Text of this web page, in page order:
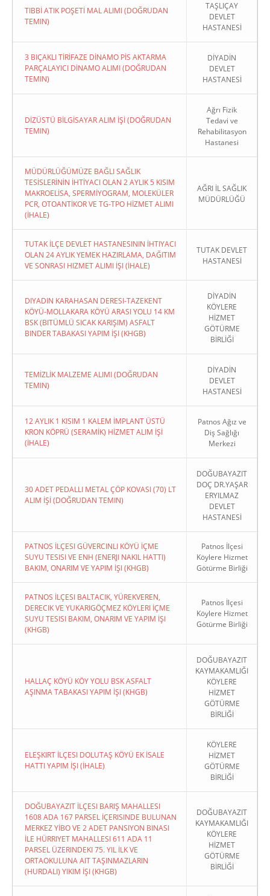
TIBBİ ATIK POŞETİ MAL ALIMI (DOĞRUDAN
TEMIN)
TAŞLIÇAY
DEVLET
HASTANESİ
3 BIÇAKLI TİRİFAZE DİNAMO PİS AKTARMA
PARÇALAYICI DİNAMO ALIMI (DOĞRUDAN
TEMIN)
DİYADİN
DEVLET
HASTANESİ
DİZÜSTÜ BİLGİSAYAR ALIM İŞİ (DOĞRUDAN
TEMIN)
Ağrı Fizik
Tedavi ve
Rehabilitasyon
Hastanesi
MÜDÜRLÜĞÜMÜZE BAĞLI SAĞLIK
TESİSLERİNİN İHTİYACI OLAN 2 AYLIK 5 KISIM
MAKROELİSA, SPERMİYOGRAM, MOLEKÜLER
PCR, OTOANTİKOR VE TG-TPO HİZMET ALIMI
(İHALE)
AĞRI İL SAĞLIK
MÜDÜRLÜĞÜ
TUTAK İLÇE DEVLET HASTANESININ İHTIYACI
OLAN 24 AYLIK YEMEK HAZIRLAMA, DAĞITIM
VE SONRASI HIZMET ALIMI İŞI (İHALE)
TUTAK DEVLET
HASTANESİ
DIYADIN KARAHASAN DERESI-TAZEKENT
KÖYÜ-MOLLAKARA KÖYÜ ARASI YOLU 14 KM
BSK (BITÜMLÜ SICAK KARIŞIM) ASFALT
BINDER TABAKASI YAPIM İŞI (KHGB)
DİYADİN
KÖYLERE
HİZMET
GÖTÜRME
BİRLİĞİ
TEMİZLİK MALZEME ALIMI (DOĞRUDAN
TEMIN)
DİYADİN
DEVLET
HASTANESİ
12 AYLIK 1 KISIM 1 KALEM İMPLANT ÜSTÜ
KRON KÖPRÜ (SERAMİK) HİZMET ALIM İŞİ
(İHALE)
Patnos Ağız ve
Diş Sağlığı
Merkezi
30 ADET PEDALLI METAL ÇÖP KOVASI (70) LT
ALIM İŞİ (DOĞRUDAN TEMIN)
DOĞUBAYAZIT
DOÇ DR.YAŞAR
ERYILMAZ
DEVLET
HASTANESİ
PATNOS İLÇESI GÜVERCINLI KÖYÜ İÇME
SUYU TESISI VE ENH (ENERJI NAKIL HATTI)
BAKIM, ONARIM VE YAPIM İŞI (KHGB)
Patnos İlçesi
Köylere Hizmet
Götürme Birliği
PATNOS İLÇESI BALTACIK, YÜREKVEREN,
DERECIK VE YUKARIGÖÇMEZ KÖYLERI İÇME
SUYU TESISI BAKIM, ONARIM VE YAPIM İŞI
(KHGB)
Patnos İlçesi
Köylere Hizmet
Götürme Birliği
HALLAÇ KÖYÜ KÖY YOLU BSK ASFALT
AŞINMA TABAKASI YAPIM İŞI (KHGB)
DOĞUBAYAZIT
KAYMAKAMLIĞI
KÖYLERE
HİZMET
GÖTÜRME
BİRLİĞİ
ELEŞKIRT İLÇESI DOLUTAŞ KÖYÜ EK İSALE
HATTI YAPIM İŞI (İHALE)
KÖYLERE
HİZMET
GÖTÜRME
BİRLİĞİ
DOĞUBAYAZIT İLÇESI BARIŞ MAHALLESI
1608 ADA 167 PARSEL İÇERISINDE BULUNAN
MERKEZ YİBO VE 2 ADET PANSIYON BINASI
İLE HÜRRIYET MAHALLESI 611 ADA 11
PARSEL ÜZERINDEKI 75. YIL İLK VE
ORTAOKULUNA AIT TAŞINMAZLARIN
(HURDALI) YIKIM İŞI (KHGB)
DOĞUBAYAZIT
KAYMAKAMLIĞI
KÖYLERE
HİZMET
GÖTÜRME
BİRLİĞİ